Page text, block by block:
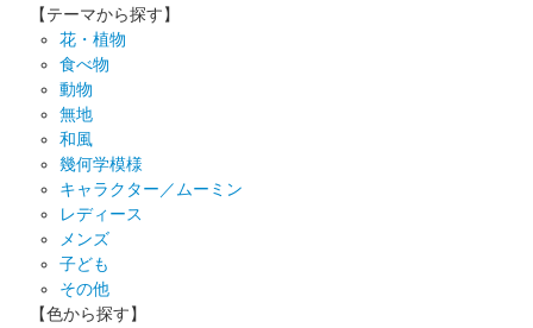
【テーマから探す】
花・植物
食べ物
動物
無地
和風
幾何学模様
キャラクター／ムーミン
レディース
メンズ
子ども
その他
【色から探す】